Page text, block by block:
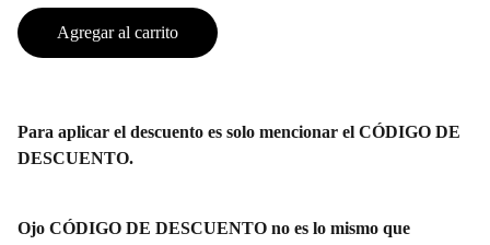
Agregar al carrito
Para aplicar el descuento es solo mencionar el CÓDIGO DE
DESCUENTO.
Ojo CÓDIGO DE DESCUENTO no es lo mismo que